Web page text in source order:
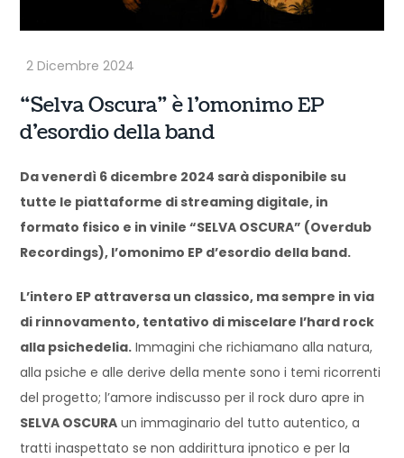
“Selva Oscura” è l’omonimo EP
d’esordio della band
Da venerdì 6 dicembre 2024 sarà disponibile su
tutte le piattaforme di streaming digitale, in
formato fisico e in vinile “SELVA OSCURA” (Overdub
Recordings), l’omonimo EP d’esordio della band.
L’intero EP attraversa un classico, ma sempre in via
di rinnovamento, tentativo di miscelare l’hard rock
alla psichedelia. Immagini che richiamano alla natura,
alla psiche e alle derive della mente sono i temi ricorrenti
del progetto; l’amore indiscusso per il rock duro apre in
SELVA OSCURA un immaginario del tutto autentico, a
tratti inaspettato se non addirittura ipnotico e per la